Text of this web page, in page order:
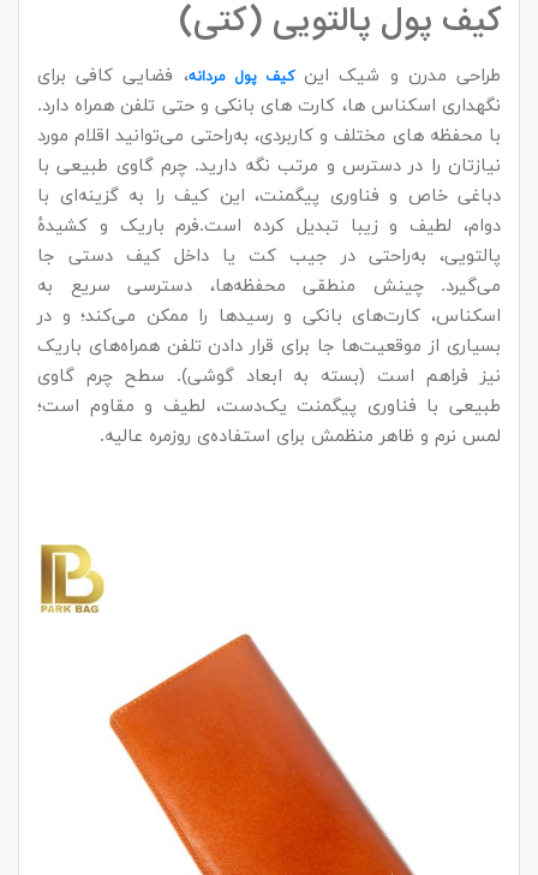
کیف پول پالتویی (کتی)
طراحی مدرن و شیک این کیف پول مردانه، فضایی کافی برای
نگهداری اسکناس‌ ها، کارت‌ های بانکی و حتی تلفن همراه دارد.
با محفظه‌ های مختلف و کاربردی، به‌راحتی می‌توانید اقلام مورد
نیازتان را در دسترس و مرتب نگه دارید. چرم گاوی طبیعی با
دباغی خاص و فناوری پیگمنت، این کیف را به گزینه‌ای با
دوام، لطیف و زیبا تبدیل کرده است.فرم باریک و کشیدهٔ
پالتویی، به‌راحتی در جیب کت یا داخل کیف دستی جا
می‌گیرد. چینش منطقی محفظه‌ها، دسترسی سریع به
اسکناس، کارت‌های بانکی و رسیدها را ممکن می‌کند؛ و در
بسیاری از موقعیت‌ها جا برای قرار دادن تلفن همراه‌های باریک
نیز فراهم است (بسته به ابعاد گوشی). سطح چرم گاوی
طبیعی با فناوری پیگمنت یک‌دست، لطیف و مقاوم است؛
لمس نرم و ظاهر منظمش برای استفاده‌ی روزمره عالیه.